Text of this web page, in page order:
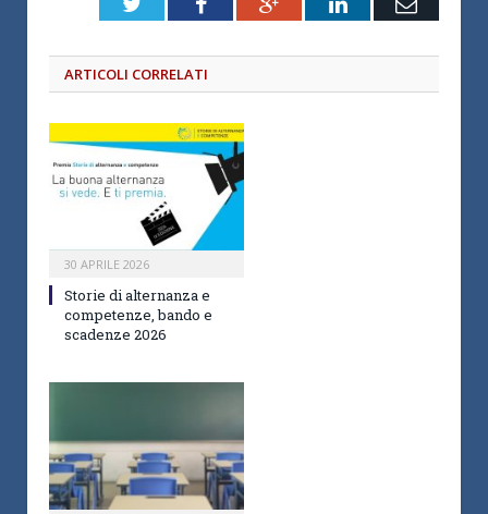
ARTICOLI CORRELATI
30 APRILE 2026
Storie di alternanza e
competenze, bando e
scadenze 2026